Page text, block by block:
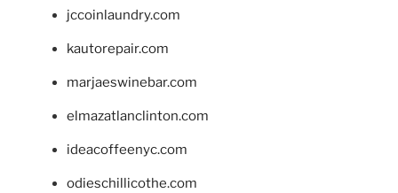
jccoinlaundry.com
kautorepair.com
marjaeswinebar.com
elmazatlanclinton.com
ideacoffeenyc.com
odieschillicothe.com